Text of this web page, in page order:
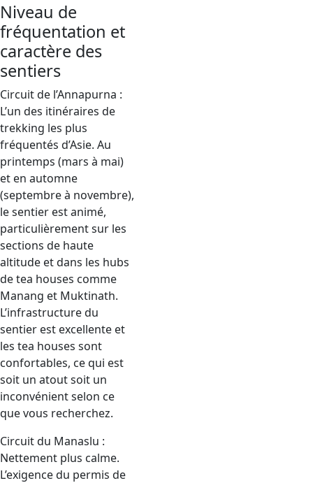
Niveau de
fréquentation et
caractère des
sentiers
Circuit de l’Annapurna :
L’un des itinéraires de
trekking les plus
fréquentés d’Asie. Au
printemps (mars à mai)
et en automne
(septembre à novembre),
le sentier est animé,
particulièrement sur les
sections de haute
altitude et dans les hubs
de tea houses comme
Manang et Muktinath.
L’infrastructure du
sentier est excellente et
les tea houses sont
confortables, ce qui est
soit un atout soit un
inconvénient selon ce
que vous recherchez.
Circuit du Manaslu :
Nettement plus calme.
L’exigence du permis de